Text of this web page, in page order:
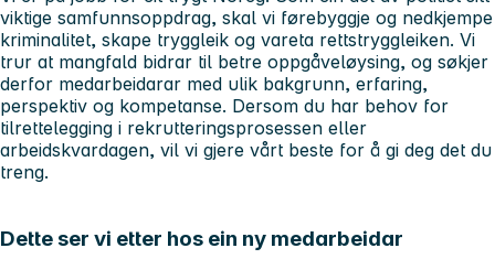
viktige samfunnsoppdrag, skal vi førebyggje og nedkjempe
kriminalitet, skape tryggleik og vareta rettstryggleiken. Vi
trur at mangfald bidrar til betre oppgåveløysing, og søkjer
derfor medarbeidarar med ulik bakgrunn, erfaring,
perspektiv og kompetanse. Dersom du har behov for
tilrettelegging i rekrutteringsprosessen eller
arbeidskvardagen, vil vi gjere vårt beste for å gi deg det du
treng.
Dette ser vi etter hos ein ny medarbeidar